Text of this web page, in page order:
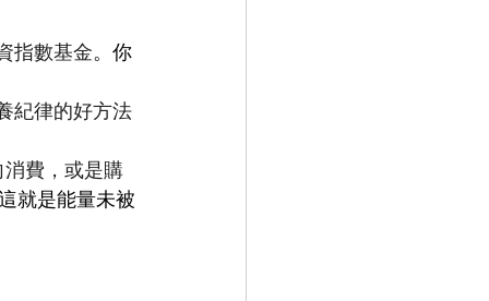
指數基金。你
紀律的好方法
費，或是購
就是能量未被